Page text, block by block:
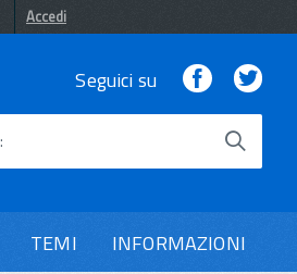
Accedi
Seguici su Facebook
TEMI INFORMAZIONI